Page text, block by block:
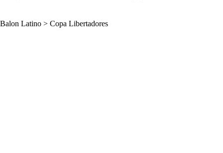
Balon Latino > Copa Libertadores